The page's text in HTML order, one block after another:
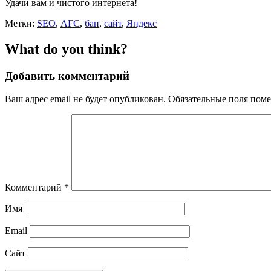
Удачи вам и чистого интернета!
Метки: SEO, АГС, бан, сайт, Яндекс
What do you think?
Добавить комментарий
Ваш адрес email не будет опубликован. Обязательные поля
Комментарий *
Имя
Email
Сайт